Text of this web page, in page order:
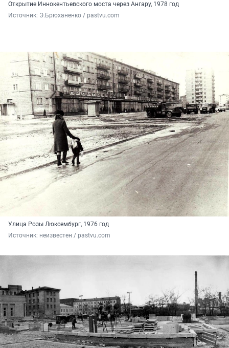
Открытие Иннокентьевского моста через Ангару, 1978 год
Источник: Э.Брюханенко / pastvu.com
Улица Розы Люксембург, 1976 год
Источник: неизвестен / pastvu.com